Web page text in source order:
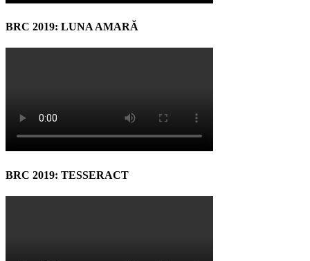
BRC 2019: LUNA AMARĂ
BRC 2019: TESSERACT